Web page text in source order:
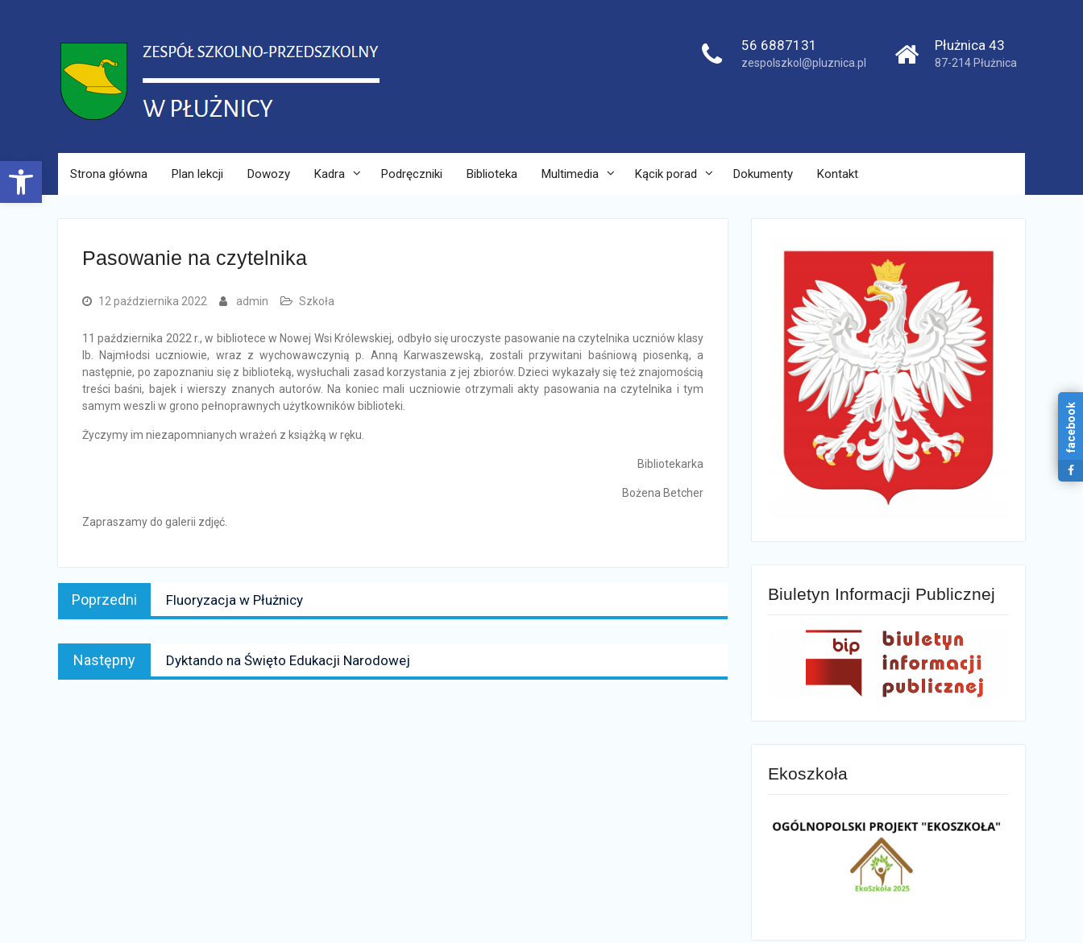
Open toolbar
56 6887131
zespolszkol@pluznica.pl
Płużnica 43
87-214 Płużnica
Strona główna Plan lekcji Dowozy Kadra Podręczniki Biblioteka Multimedia Kącik porad Dokumenty Kontakt
Pasowanie na czytelnika
12 października 2022 admin Szkoła
11 października 2022 r., w bibliotece w Nowej Wsi Królewskiej, odbyło się uroczyste pasowanie na czytelnika uczniów klasy
Ib. Najmłodsi uczniowie, wraz z wychowawczynią p. Anną Karwaszewską, zostali przywitani baśniową piosenką, a
następnie, po zapoznaniu się z biblioteką, wysłuchali zasad korzystania z jej zbiorów. Dzieci wykazały się też znajomością
treści baśni, bajek i wierszy znanych autorów. Na koniec mali uczniowie otrzymali akty pasowania na czytelnika i tym
samym weszli w grono pełnoprawnych użytkowników biblioteki.
Życzymy im niezapomnianych wrażeń z książką w ręku.
Bibliotekarka
Bożena Betcher
Zapraszamy do galerii zdjęć.
Nawigacja
wpisu
Poprzedni
news:
Fluoryzacja w Płużnicy
Następny
news:
Dyktando na Święto Edukacji Narodowej
Biuletyn Informacji Publicznej
Ekoszkoła
facebook